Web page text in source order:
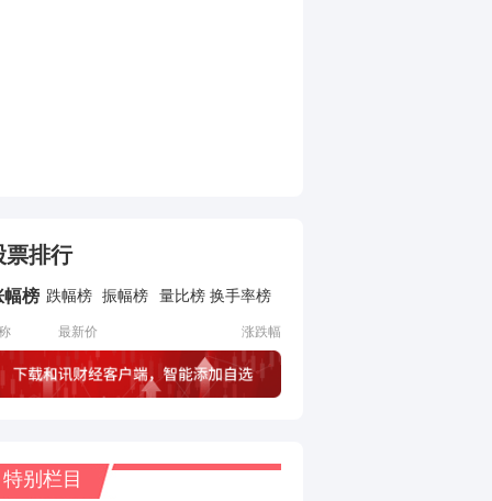
票排行
幅榜 跌幅榜 振幅榜 量比榜 换手率榜
最新价 涨跌幅